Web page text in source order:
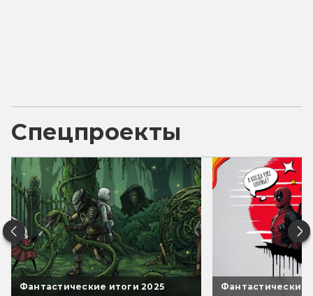
Спецпроекты
Фантастические итоги 2025 Фантастические